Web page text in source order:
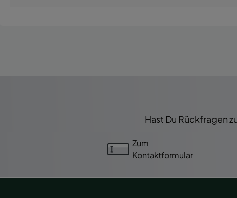
Hast Du Rückfragen
Zum
Kontaktformular